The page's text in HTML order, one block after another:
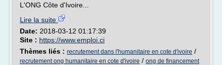
L'ONG Côte d'Ivoire...
Lire la suite
Date: 2018-03-12 01:17:39
Site : https://www.emploi.ci
Thèmes liés : recrutement dans l'humanitaire en cote d'ivoire /
recrutement ong humanitaire en cote d'ivoire / ong de financement